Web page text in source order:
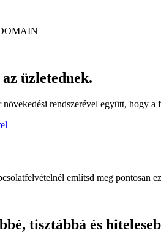
üzletednek.
rendszerével együtt, hogy
említsd meg pontosan
tisztábbá és